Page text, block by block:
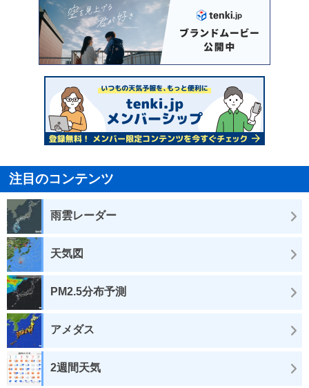
注目のコンテンツ
雨雲レーダー
天気図
PM2.5分布予測
アメダス
2週間天気